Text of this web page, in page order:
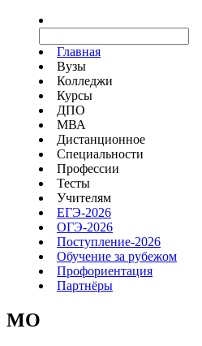
Главная
Вузы
Колледжи
Курсы
ДПО
МВА
Дистанционное
Специальности
Профессии
Тесты
Учителям
ЕГЭ-2026
ОГЭ-2026
Поступление-2026
Обучение за рубежом
Профориентация
Партнёры
MO